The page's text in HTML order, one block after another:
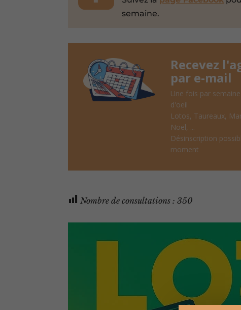
semaine.
Recevez
par e-mail
Une fois par
d'oeil
Lotos, Taureaux,
Noël, ...
Désinscription
moment
Nombre de consultations : 350